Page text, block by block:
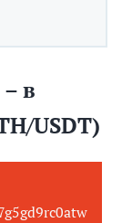
в
USDT)